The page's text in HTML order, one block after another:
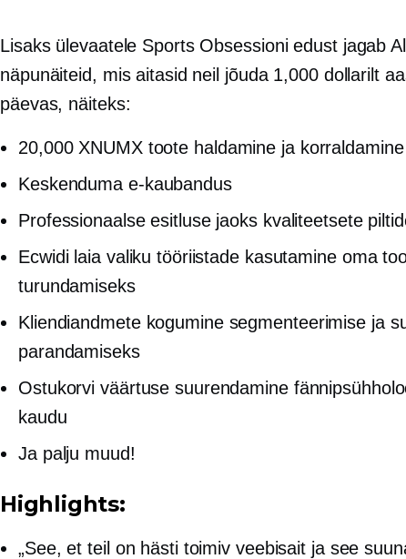
Lisaks ülevaatele Sports Obsessioni edust jagab
näpunäiteid, mis aitasid neil jõuda 1,000 dollarilt
päevas, näiteks:
20,000 XNUMX toote haldamine ja korraldamine
Keskenduma e-kaubandus
Professionaalse esitluse jaoks kvaliteetsete
Ecwidi laia valiku tööriistade kasutamine oma
turundamiseks
Kliendiandmete kogumine segmenteerimise ja
parandamiseks
Ostukorvi väärtuse suurendamine
kaudu
Ja palju muud!
Highlights:
„See, et teil on hästi toimiv veebisait ja see